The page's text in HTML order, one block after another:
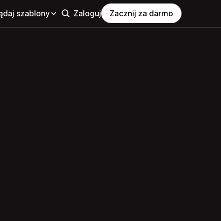
szablony Zaloguj Zacznij za darmo